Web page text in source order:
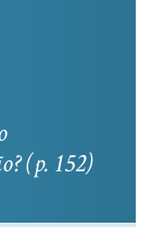
(p. 152)